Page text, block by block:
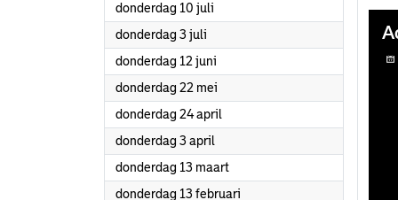
donderdag 10 juli
donderdag 3 juli
donderdag 12 juni
donderdag 22 mei
donderdag 24 april
donderdag 3 april
donderdag 13 maart2025
donderdag 13 februari